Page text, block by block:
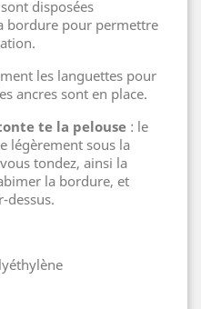
disposées
bordure pour permettre
les languettes pour
ancres sont en place.
te la pelouse : le
légèrement sous la
tondez, ainsi la
la bordure, et
dessus.